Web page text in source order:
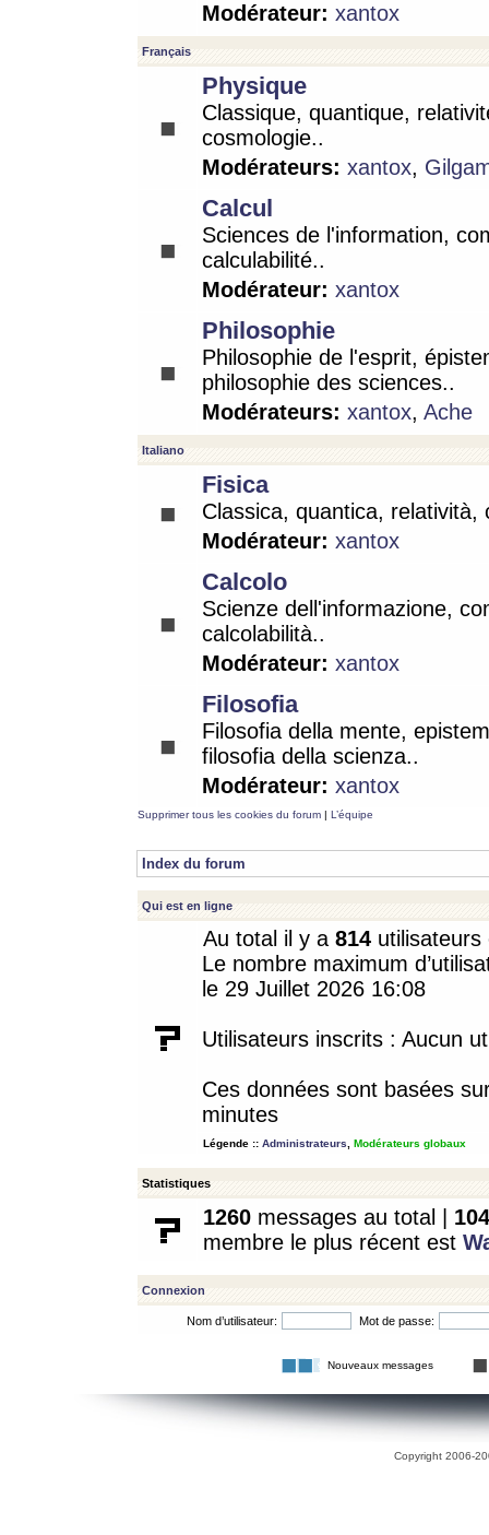
Modérateur: xantox
Français
Physique
Classique, quantique,
cosmologie..
Modérateurs: xantox,
Calcul
Sciences de l'information,
calculabilité..
Modérateur: xantox
Philosophie
Philosophie de l'esprit,
philosophie des sciences..
Modérateurs: xantox, Ache
Italiano
Fisica
Classica, quantica, relatività,
Modérateur: xantox
Calcolo
Scienze dell'informazione,
calcolabilità..
Modérateur: xantox
Filosofia
Filosofia della mente,
filosofia della scienza..
Modérateur: xantox
Supprimer tous les cookies du forum | L’équipe
Index du forum
Qui est en ligne
Au total il y a 814
Le nombre maximum
le 29 Juillet 2026 16:08
Utilisateurs inscrits : Aucun
Ces données sont basées
minutes
Légende :: Administrateurs Modérateurs globaux
Statistiques
1260 messages au total | 104
membre le plus récent est
Connexion
Nom d’utilisateur: Mot de passe:
Nouveaux messages
Copyright 2006-